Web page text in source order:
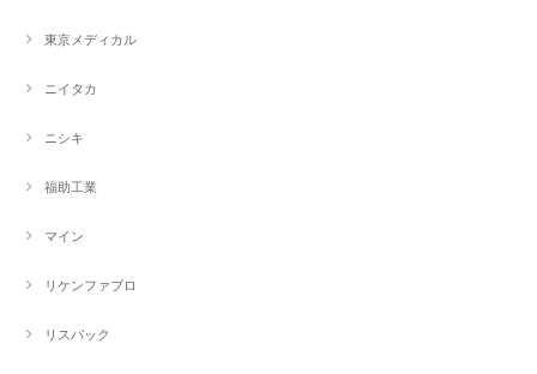
東京メディカル
ニイタカ
ニシキ
福助工業
マイン
リケンファブロ
リスパック